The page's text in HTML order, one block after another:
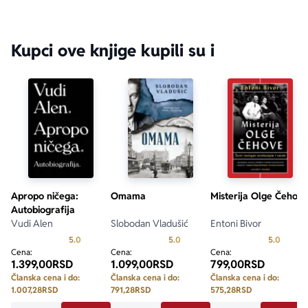
Kupci ove knjige kupili su i
Apropo ničega:
Autobiografija
Vudi Alen
5.0 Prosecna ocena je 5.0 od 5
Cena:
1.399,00RSD
Članska cena i do:
1.007,28RSD
Omama
Slobodan Vladušić
5.0 Prosecna ocena je 5.0 od 5
Cena:
1.099,00RSD
Članska cena i do:
791,28RSD
Misterija Olge Čehove
Entoni Bivor
5.0
Cena:
799,00RSD
Članska cena i do:
575,28RSD